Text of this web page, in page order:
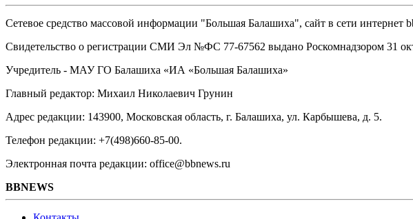
Сетевое средство массовой информации "Большая Балашиха", сайт в сети интернет
Свидетельство о регистрации СМИ Эл №ФС ‎77-67562 выдано Роскомнадзором 31
Учредитель - МАУ ГО Балашиха «ИА «Большая Балашиха»
Главный редактор: Михаил Николаевич Грунин
Адрес редакции: 143900, Московская область, г. Балашиха, ул. Карбышева, д. 5.
Телефон редакции: +7(498)660-85-00.
Электронная почта редакции: office@bbnews.ru
BBNEWS